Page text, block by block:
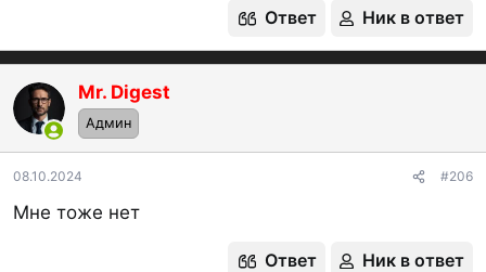
Ответ Ник в ответ
Mr. Digest
Админ
08.10.2024 #206
Мне тоже нет
Ответ Ник в ответ